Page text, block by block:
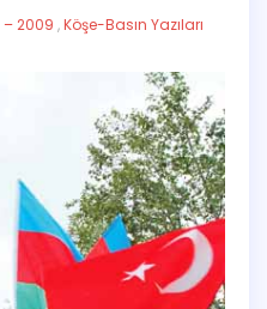
– 2009 ,Köşe-Basın Yazıları